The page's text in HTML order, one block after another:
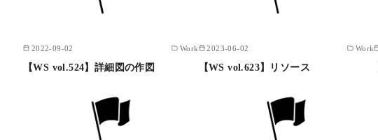
2022-09-02 Work
【WS vol.524】詳細図の作図
2023-06-02 Work
【WS vol.623】リソース